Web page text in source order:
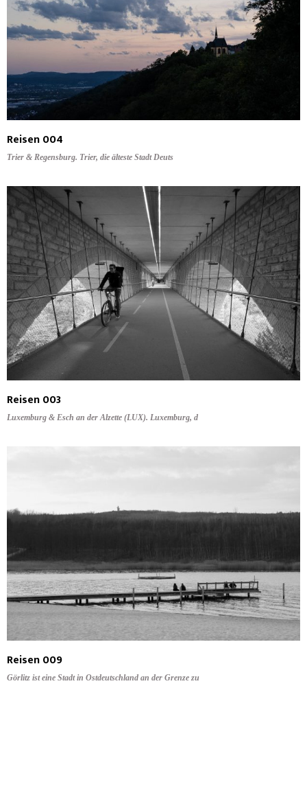
Reisen 004
Trier & Regensburg. Trier, die älteste Stadt Deuts
Reisen 003
Luxemburg & Esch an der Alzette (LUX). Luxemburg, d
Reisen 009
Görlitz ist eine Stadt in Ostdeutschland an der Grenze zu